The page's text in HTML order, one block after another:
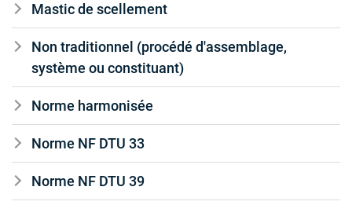
Mastic de scellement
Non traditionnel (procédé d'assemblage,
système ou constituant)
Norme harmonisée
Norme NF DTU 33
Norme NF DTU 39